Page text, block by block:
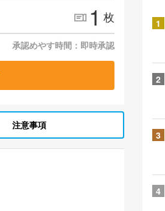
1 枚
承認めやす時間：即時承認
注意事項
1
2
3
4